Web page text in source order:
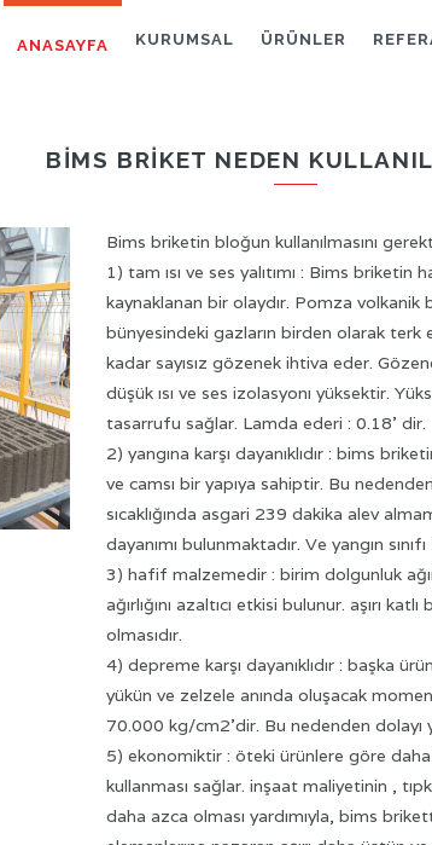
ANASAYFA KURUMSAL ÜRÜNLER
BIMS BRIKET NEDEN
Bims briketin bloğun kullanılmasını
1) tam ısı ve ses yalıtımı : Bims
kaynaklanan bir olaydır. Pomza
bünyesindeki gazların birden olarak
kadar sayısız gözenek ihtiva eder.
düşük ısı ve ses izolasyonı yüksektir.
tasarrufu sağlar. Lamda ederi : 0.18’ dir.
2) yangına karşı dayanıklıdır : bims
ve camsı bir yapıya sahiptir. Bu
sıcaklığında asgari 239 dakika alev
dayanımı bulunmaktadır. Ve yangın
3) hafif malzemedir : birim dolgunluk
ağırlığını azaltıcı etkisi bulunur. aşırı
olmasıdır.
4) depreme karşı dayanıklıdır : başka
yükün ve zelzele anında oluşacak
70.000 kg/cm2’dir. Bu nedenden dolayı
5) ekonomiktir : öteki ürünlere göre
kullanması sağlar. inşaat maliyetinin ,
daha azca olması yardımıyla, bims